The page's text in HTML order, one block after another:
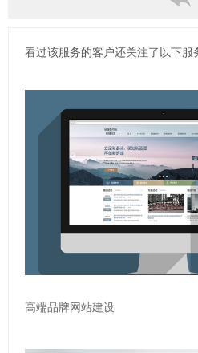
看过该服务的客户还关注了以下服
高端品牌网站建设